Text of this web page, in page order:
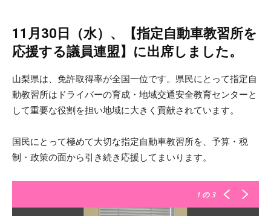
11月30日（水）、【指定自動車教習所を
応援する議員連盟】に出席しました。
山梨県は、免許取得率が全国一位です。県民にとって指定自
動教習所はドライバーの育成・地域交通安全教育センターと
して重要な役割を担い地域に大きく貢献されています。
国民にとって極めて大切な指定自動車教習所を、予算・税
制・政策の面から引き続き応援してまいります。
1 の 3